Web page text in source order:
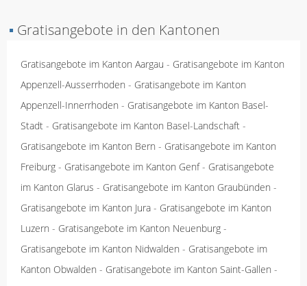
▪ Gratisangebote in den Kantonen
Gratisangebote im Kanton Aargau - Gratisangebote im Kanton
Appenzell-Ausserrhoden - Gratisangebote im Kanton
Appenzell-Innerrhoden - Gratisangebote im Kanton Basel-
Stadt - Gratisangebote im Kanton Basel-Landschaft -
Gratisangebote im Kanton Bern - Gratisangebote im Kanton
Freiburg - Gratisangebote im Kanton Genf- Gratisangebote
im Kanton Glarus - Gratisangebote im Kanton Graubünden -
Gratisangebote im Kanton Jura - Gratisangebote im Kanton
Luzern - Gratisangebote im Kanton Neuenburg -
Gratisangebote im Kanton Nidwalden - Gratisangebote im
Kanton Obwalden - Gratisangebote im Kanton Saint-Gallen -